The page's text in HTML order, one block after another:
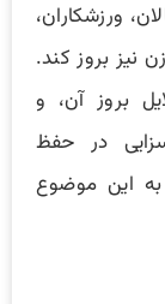
ورزشکاران،
نیز بروز کند.
بروز آن، و
در حفظ
این موضوع